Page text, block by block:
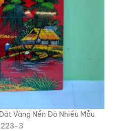
Vàng Nền Đỏ Nhiều Mẫu
3